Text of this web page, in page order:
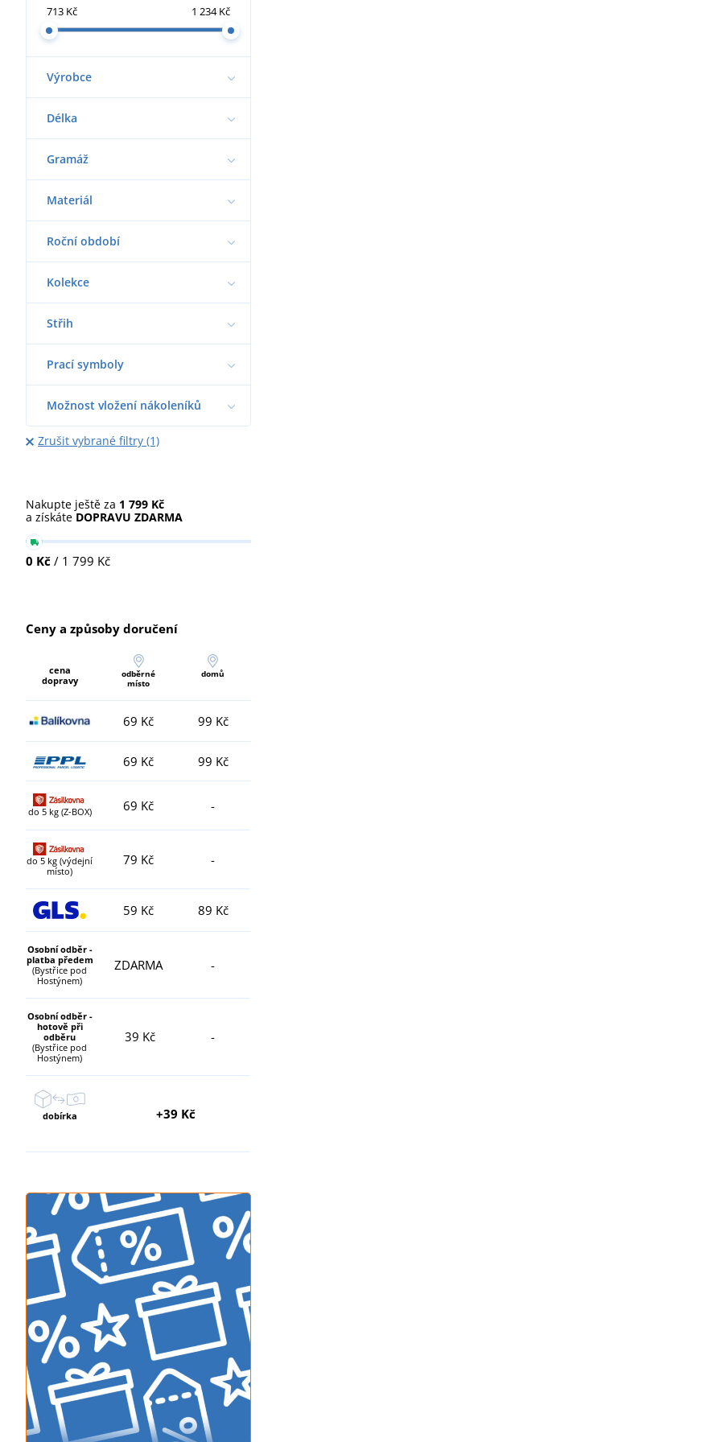
713 Kč 1 234 Kč
Výrobce
Délka
Gramáž
Materiál
Roční období
Kolekce
Střih
Prací symboly
Možnost vložení nákoleníků
Zrušit vybrané filtry (1)
Nakupte ještě za 1 799 Kč
a získáte DOPRAVU ZDARMA
0 Kč / 1 799 Kč
Ceny a způsoby doručení
cena
dopravy
odběrné
místo
domů
69 Kč 99 Kč
69 Kč 99 Kč
do 5 kg (Z-BOX) 69 Kč -
do 5 kg (výdejní
místo)
79 Kč -
59 Kč 89 Kč
Osobní odběr -
platba předem
(Bystřice pod
Hostýnem)
ZDARMA -
Osobní odběr -
hotově při
odběru
(Bystřice pod
Hostýnem)
39 Kč -
dobírka +39 Kč